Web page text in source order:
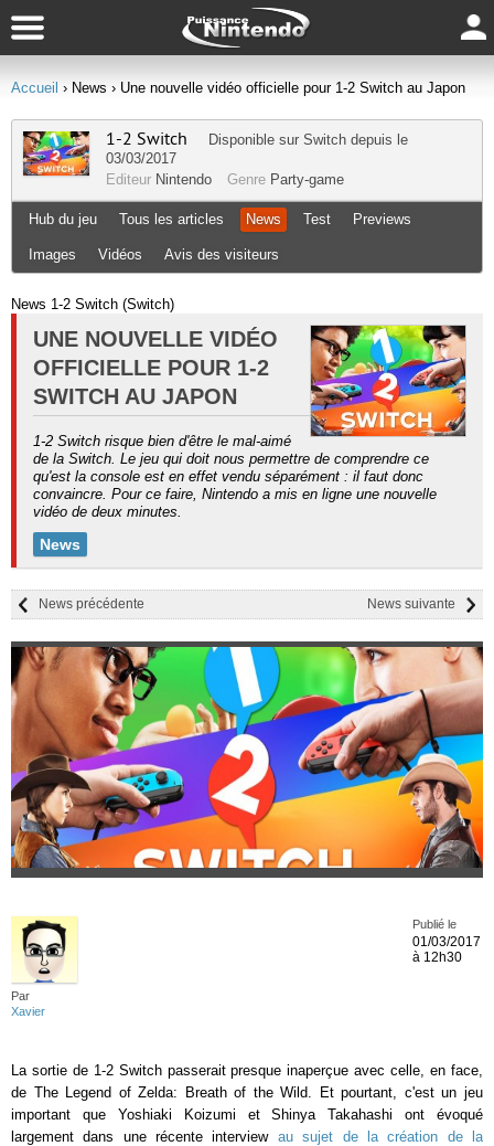
Accueil › News › Une nouvelle vidéo officielle pour 1-2 Switch au Japon
1-2 Switch Disponible sur Switch depuis le
03/03/2017
Editeur Nintendo Genre Party-game
Hub du jeu Tous les articles News Test Previews
Images Vidéos Avis des visiteurs
News 1-2 Switch (Switch)
UNE NOUVELLE VIDÉO
OFFICIELLE POUR 1-2
SWITCH AU JAPON
1-2 Switch risque bien d'être le mal-aimé
de la Switch. Le jeu qui doit nous permettre de comprendre ce
qu'est la console est en effet vendu séparément : il faut donc
convaincre. Pour ce faire, Nintendo a mis en ligne une nouvelle
vidéo de deux minutes.
News
News suivante
News précédente
Par
Xavier
Publié le
01/03/2017
à 12h30
La sortie de 1-2 Switch passerait presque inaperçue avec celle, en face,
de The Legend of Zelda: Breath of the Wild. Et pourtant, c'est un jeu
important que Yoshiaki Koizumi et Shinya Takahashi ont évoqué
largement dans une récente interview au sujet de la création de la